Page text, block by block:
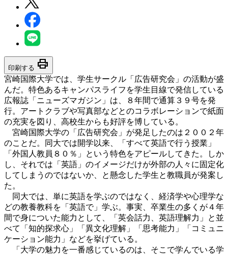
印刷する print
宮崎国際大学では、学生サークル「広告研究会」の活動が盛
んだ。特色あるキャンパスライフを学生目線で発信している
広報誌「ニューズマガジン」は、８年間で通算３９号を発
行。アートクラブや写真部などとのコラボレーションで紙面
の充実を図り、高校生からも好評を博している。
宮崎国際大学の「広告研究会」が発足したのは２００２年
のことだ。同大では開学以来、「すべて英語で行う授業」
「外国人教員８０％」という特色をアピールしてきた。しか
し、それでは「英語」のイメージだけが外部の人々に固定化
してしまうのではないか、と懸念した学生と教職員が発案し
た。
同大では、単に英語を学ぶのではなく、経済学や心理学な
どの教養教科を「英語で」学ぶ。事実、卒業生の多くが４年
間で身についた能力として、「英会話力、英語理解力」と並
べて「知的探求心」「異文化理解」「思考能力」「コミュニ
ケーション能力」などを挙げている。
「大学の魅力を一番感じているのは、そこで学んでいる学